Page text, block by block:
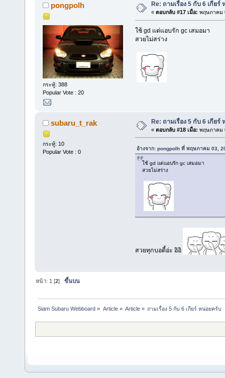
pongpolh
กระทู้: 388
Popular Vote : 20
Re: ถามเรื่อง 5 กับ 6 เกียร์
« ตอบกลับ #17 เมื่อ: พฤษภาคม
ใช้ gd แต่แอบรัก gc เสมอมา
สวยไม่สร่าง
subaru_t_rak
กระทู้: 10
Popular Vote : 0
Re: ถามเรื่อง 5 กับ 6 เกียร์
« ตอบกลับ #18 เมื่อ: พฤษภาคม
อ้างจาก: pongpolh ที่ พฤษภาคม 03,
ใช้ gd แต่แอบรัก gc เสมอมา
สวยไม่สร่าง
สวยทุกบอดี้อ่ะ อิอิ
หน้า: 1 [2]ขึ้นบน
Siam Subaru Webboard » Article» Article» ถามเรื่อง 5 กับ 6 เกียร์ หน่อยครับ